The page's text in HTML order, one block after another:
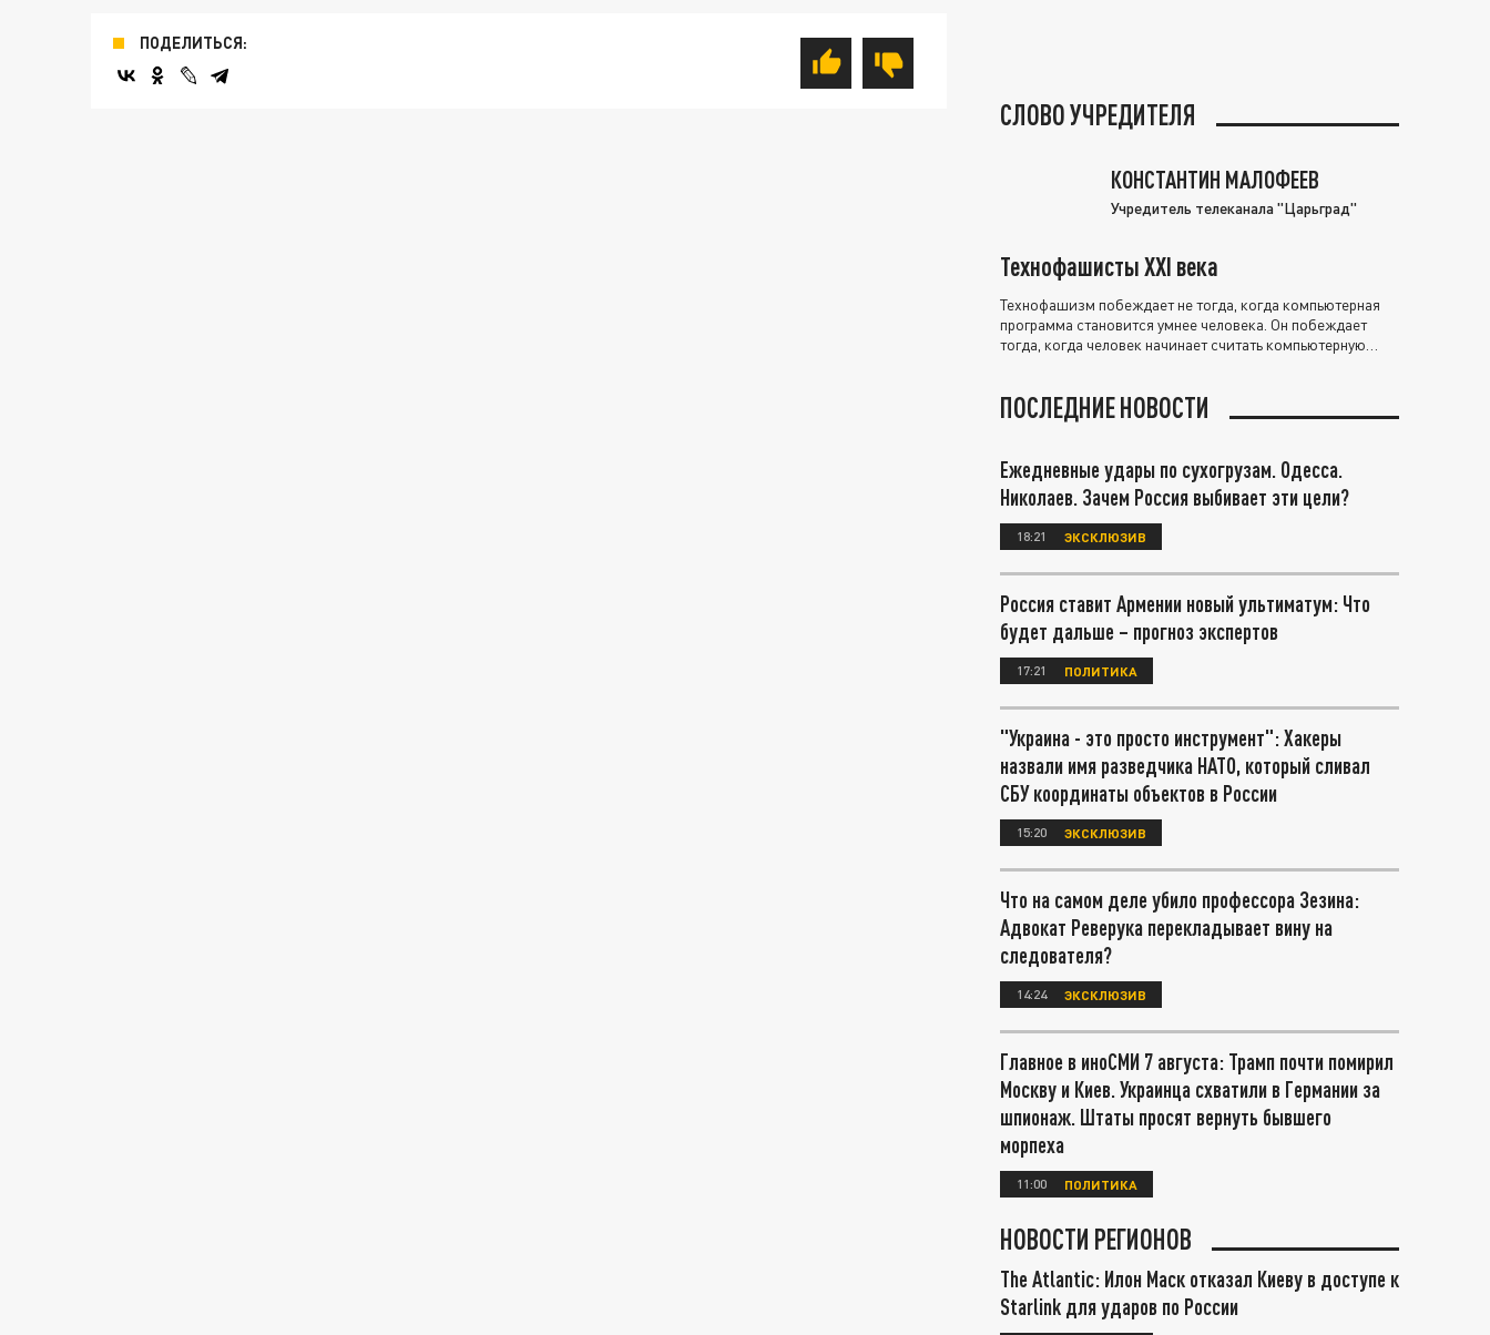
ПОДЕЛИТЬСЯ:
СЛОВО УЧРЕДИТЕЛЯ
КОНСТАНТИН МАЛОФЕЕВ
Учредитель телеканала "Царьград"
Технофашисты XXI века
Технофашизм побеждает не тогда, когда компьютерная
программа становится умнее человека. Он побеждает
тогда, когда человек начинает считать компьютерную
ПОСЛЕДНИЕ НОВОСТИ
Ежедневные удары по сухогрузам. Одесса.
Николаев. Зачем Россия выбивает эти цели?
18:21 ЭКСКЛЮЗИВ
Россия ставит Армении новый ультиматум: Что
будет дальше – прогноз экспертов
17:21 ПОЛИТИКА
"Украина - это просто инструмент": Хакеры
назвали имя разведчика НАТО, который сливал
СБУ координаты объектов в России
15:20 ЭКСКЛЮЗИВ
Что на самом деле убило профессора Зезина:
Адвокат Реверука перекладывает вину на
следователя?
14:24 ЭКСКЛЮЗИВ
Главное в иноСМИ 7 августа: Трамп почти помирил
Москву и Киев. Украинца схватили в Германии за
шпионаж. Штаты просят вернуть бывшего
морпеха
11:00 ПОЛИТИКА
НОВОСТИ РЕГИОНОВ
The Atlantic: Илон Маск отказал Киеву в доступе к
Starlink для ударов по России